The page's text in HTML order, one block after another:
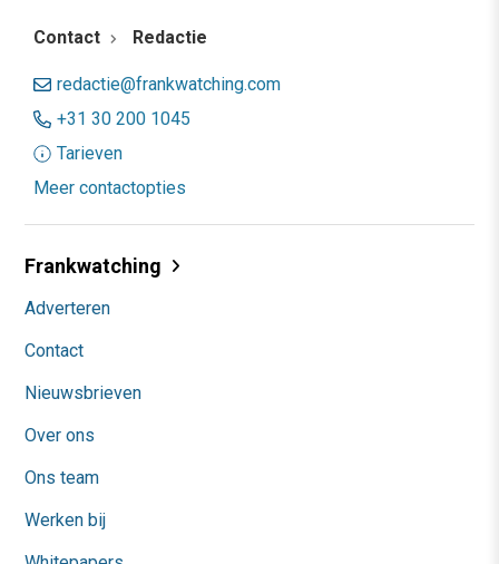
Contact Redactie
redactie@frankwatching.com
+31 30 200 1045
Tarieven
Meer contactopties
Frankwatching
Adverteren
Contact
Nieuwsbrieven
Over ons
Ons team
Werken bij